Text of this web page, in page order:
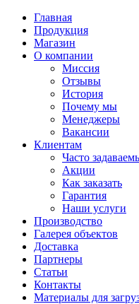
Главная
Продукция
Магазин
О компании
Миссия
Отзывы
История
Почему мы
Менеджеры
Вакансии
Клиентам
Часто
Акции
Как заказать
Гарантия
Наши услуги
Производство
Галерея объектов
Доставка
Партнеры
Статьи
Контакты
Материалы для